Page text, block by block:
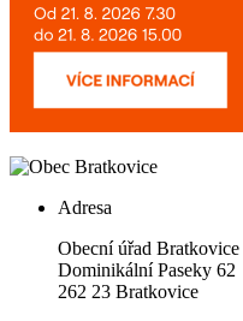
Adresa
Obecní úřad Bratkovice
Dominikální Paseky 62
262 23 Bratkovice